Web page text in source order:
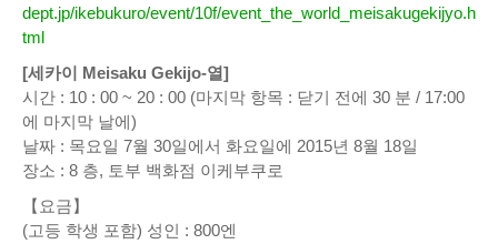
dept.jp/ikebukuro/event/10f/event_the_world_meisakugekijyo.h
tml
[세카이 Meisaku Gekijo-열]
시간 : 10 : 00 ~ 20 : 00 (마지막 항목 : 닫기 전에 30 분 / 17:00
에 마지막 날에)
날짜 : 목요일 7월 30일에서 화요일에 2015년 8월 18일
장소 : 8 층, 토부 백화점 이케부쿠로
【요금】
(고등 학생 포함) 성인 : 800엔